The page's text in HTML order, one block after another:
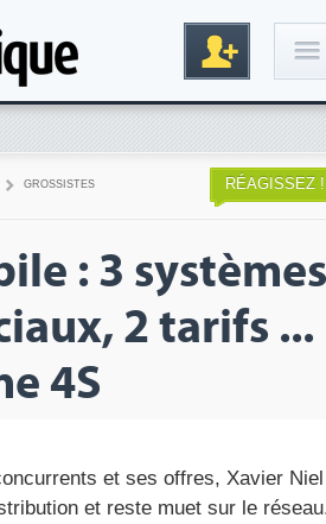
GROSSISTES RÉAGISSEZ !
: 3 systèmes
2 tarifs ...
4S
et ses offres, Xavier Niel
et reste muet sur le